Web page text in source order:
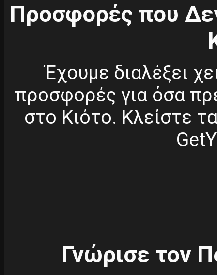
Προσφορές που
Έχουμε διαλέξει
προσφορές για όσα
στο Κιότο. Κλείστε
Γνώρισε τον